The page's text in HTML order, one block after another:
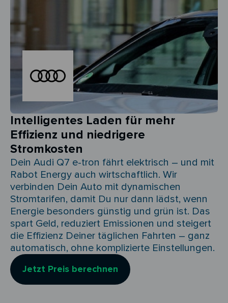
Intelligentes Laden für mehr
Effizienz und niedrigere
Stromkosten
Dein Audi Q7 e-tron fährt elektrisch – und mit
Rabot Energy auch wirtschaftlich. Wir
verbinden Dein Auto mit dynamischen
Stromtarifen, damit Du nur dann lädst, wenn
Energie besonders günstig und grün ist. Das
spart Geld, reduziert Emissionen und steigert
die Effizienz Deiner täglichen Fahrten – ganz
automatisch, ohne komplizierte Einstellungen.
Jetzt Preis berechnen